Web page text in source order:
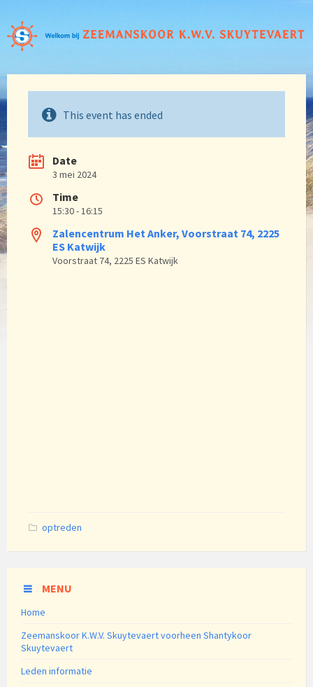
This event has ended
Date
3 mei 2024
Time
15:30 - 16:15
Zalencentrum Het Anker, Voorstraat 74, 2225
ES Katwijk
Voorstraat 74, 2225 ES Katwijk
Categories:
optreden
MENU
Home
Zeemanskoor K.W.V. Skuytevaert voorheen Shantykoor
Skuytevaert
Leden informatie